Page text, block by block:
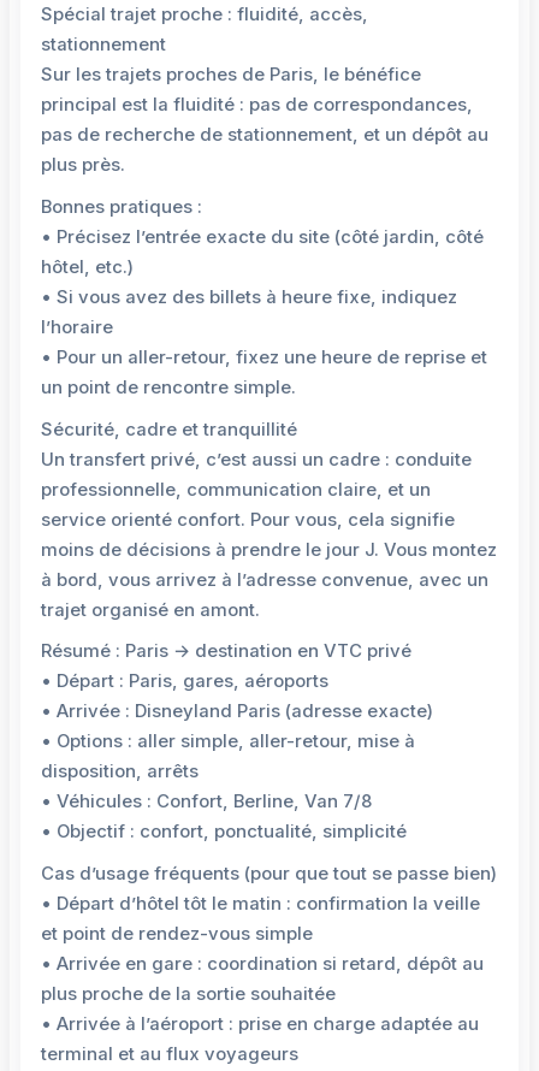
Spécial trajet proche : fluidité, accès,
stationnement
Sur les trajets proches de Paris, le bénéfice
principal est la fluidité : pas de correspondances,
pas de recherche de stationnement, et un dépôt au
plus près.
Bonnes pratiques :
• Précisez l’entrée exacte du site (côté jardin, côté
hôtel, etc.)
• Si vous avez des billets à heure fixe, indiquez
l’horaire
• Pour un aller-retour, fixez une heure de reprise et
un point de rencontre simple.
Sécurité, cadre et tranquillité
Un transfert privé, c’est aussi un cadre : conduite
professionnelle, communication claire, et un
service orienté confort. Pour vous, cela signifie
moins de décisions à prendre le jour J. Vous montez
à bord, vous arrivez à l’adresse convenue, avec un
trajet organisé en amont.
Résumé : Paris → destination en VTC privé
• Départ : Paris, gares, aéroports
• Arrivée : Disneyland Paris (adresse exacte)
• Options : aller simple, aller-retour, mise à
disposition, arrêts
• Véhicules : Confort, Berline, Van 7/8
• Objectif : confort, ponctualité, simplicité
Cas d’usage fréquents (pour que tout se passe bien)
• Départ d’hôtel tôt le matin : confirmation la veille
et point de rendez-vous simple
• Arrivée en gare : coordination si retard, dépôt au
plus proche de la sortie souhaitée
• Arrivée à l’aéroport : prise en charge adaptée au
terminal et au flux voyageurs